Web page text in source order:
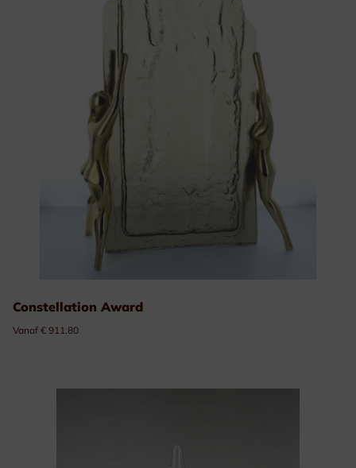
Constellation Award
Vanaf € 911.80